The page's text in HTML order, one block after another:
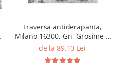
Traversa antiderapanta,
Milano 16300, Gri, Grosime 4
mm
de la 89,10 Lei